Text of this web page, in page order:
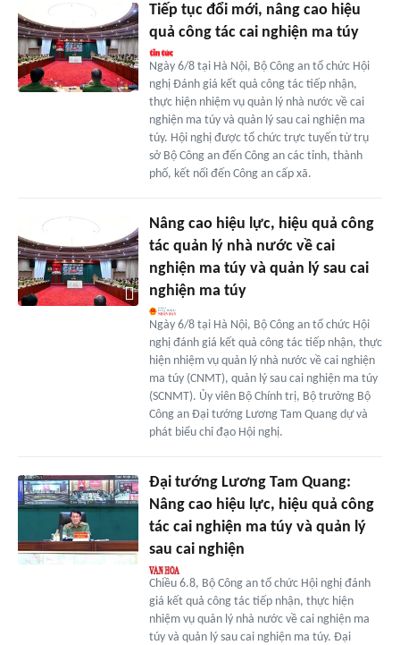
Tiếp tục đổi mới, nâng cao hiệu
quả công tác cai nghiện ma túy
Ngày 6/8 tại Hà Nội, Bộ Công an tổ chức Hội
nghị Đánh giá kết quả công tác tiếp nhận,
thực hiện nhiệm vụ quản lý nhà nước về cai
nghiện ma túy và quản lý sau cai nghiện ma
túy. Hội nghị được tổ chức trực tuyến từ trụ
sở Bộ Công an đến Công an các tỉnh, thành
phố, kết nối đến Công an cấp xã.
Nâng cao hiệu lực, hiệu quả công
tác quản lý nhà nước về cai
nghiện ma túy và quản lý sau cai
nghiện ma túy
Ngày 6/8 tại Hà Nội, Bộ Công an tổ chức Hội
nghị đánh giá kết quả công tác tiếp nhận, thực
hiện nhiệm vụ quản lý nhà nước về cai nghiện
ma túy (CNMT), quản lý sau cai nghiện ma túy
(SCNMT). Ủy viên Bộ Chính trị, Bộ trưởng Bộ
Công an Đại tướng Lương Tam Quang dự và
phát biểu chỉ đạo Hội nghị.
Đại tướng Lương Tam Quang:
Nâng cao hiệu lực, hiệu quả công
tác cai nghiện ma túy và quản lý
sau cai nghiện
Chiều 6.8, Bộ Công an tổ chức Hội nghị đánh
giá kết quả công tác tiếp nhận, thực hiện
nhiệm vụ quản lý nhà nước về cai nghiện ma
túy và quản lý sau cai nghiện ma túy. Đại